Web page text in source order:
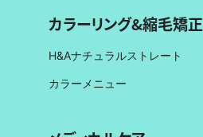
カラーリング&縮毛矯正
H&Aナチュラルストレート
カラーメニュー